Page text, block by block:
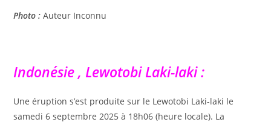
Photo : Auteur Inconnu
Indonésie , Lewotobi Laki-laki :
Une éruption s’est produite sur le Lewotobi Laki-laki le
samedi 6 septembre 2025 à 18h06 (heure locale). La